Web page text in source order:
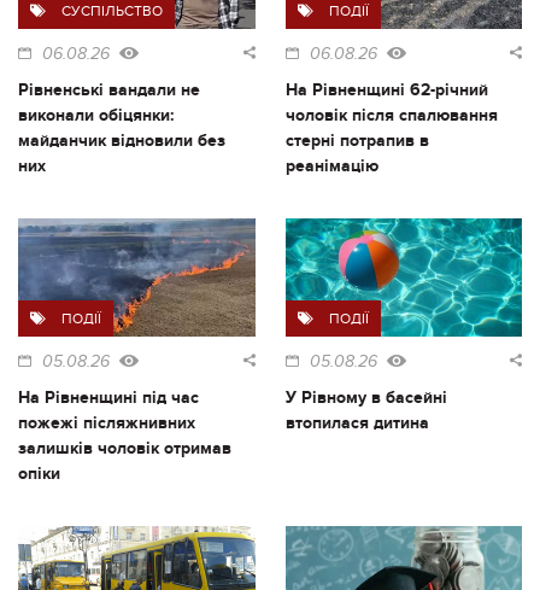
СУСПІЛЬСТВО
06.08.26
Рівненські вандали не
виконали обіцянки:
майданчик відновили без
них
ПОДІЇ
06.08.26
На Рівненщині 62-річний
чоловік після спалювання
стерні потрапив в
реанімацію
ПОДІЇ
05.08.26
На Рівненщині під час
пожежі післяжнивних
залишків чоловік отримав
опіки
ПОДІЇ
05.08.26
У Рівному в басейні
втопилася дитина